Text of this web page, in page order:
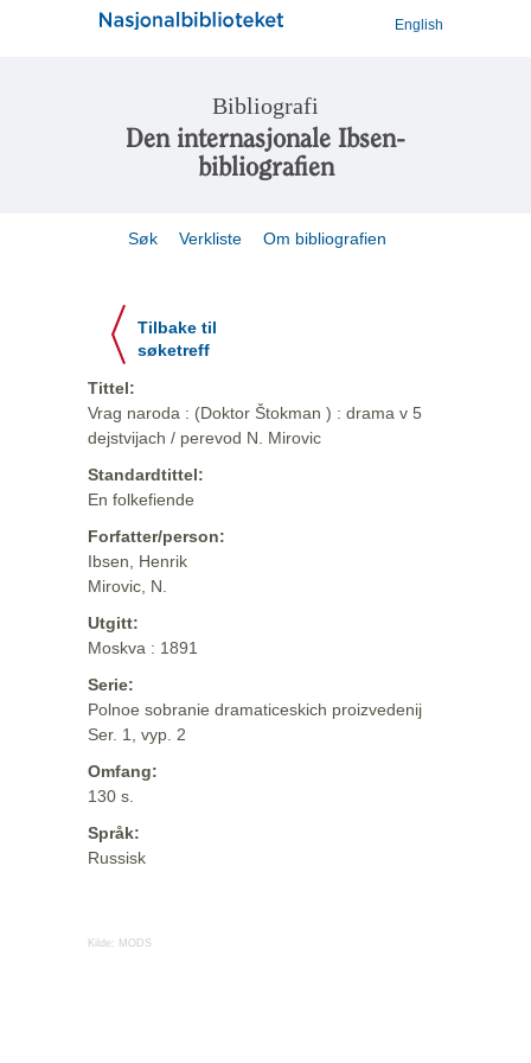
English
Bibliografi
Den internasjonale Ibsen-
bibliografien
Søk Verkliste Om bibliografien
Tilbake til
søketreff
Tittel:
Vrag naroda : (Doktor Štokman ) : drama v 5
dejstvijach / perevod N. Mirovic
Standardtittel:
En folkefiende
Forfatter/person:
Ibsen, Henrik
Mirovic, N.
Utgitt:
Moskva : 1891
Serie:
Polnoe sobranie dramaticeskich proizvedenij
Ser. 1, vyp. 2
Omfang:
130 s.
Språk:
Russisk
Kilde: MODS